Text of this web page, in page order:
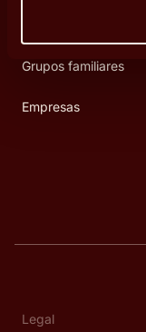
Grupos familiares
Empresas
Legal